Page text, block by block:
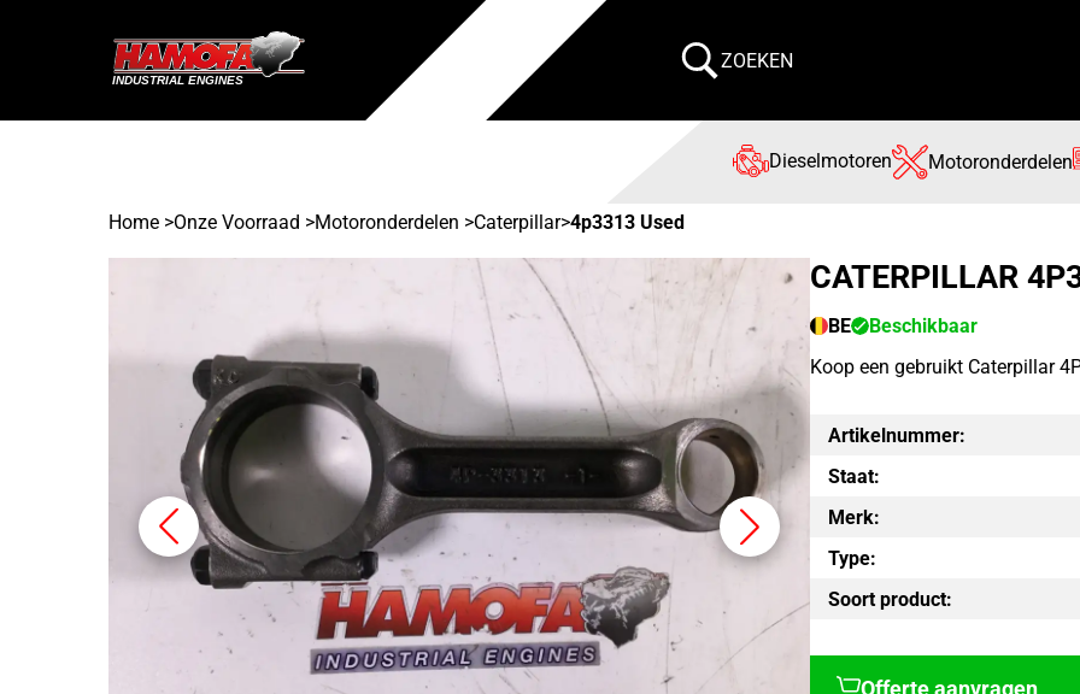
ZOEKEN
Dieselmotoren Motoronderdelen
Home >Onze Voorraad >Motoronderdelen >Caterpillar>4p3313 Used
CATERPILLAR
BE
Beschikbaar
Koop een gebruikt Caterpillar
Artikelnummer:
Staat:
Merk:
Type:
Soort product: